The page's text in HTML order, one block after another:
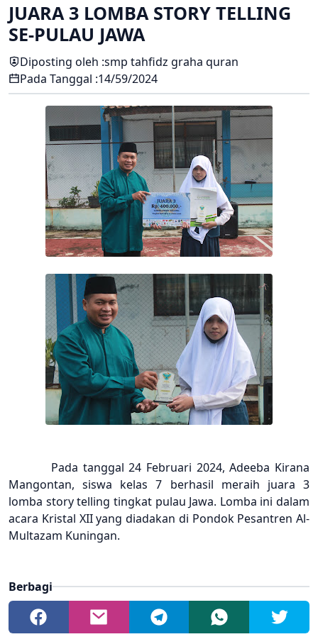
JUARA 3 LOMBA STORY TELLING
SE-PULAU JAWA
Diposting oleh :smp tahfidz graha quran
Pada Tanggal :14/59/2024
Pada tanggal 24 Februari 2024, Adeeba Kirana
Mangontan, siswa kelas 7 berhasil meraih juara 3
lomba story telling tingkat pulau Jawa. Lomba ini dalam
acara Kristal XII yang diadakan di Pondok Pesantren Al-
Multazam Kuningan.
Berbagi